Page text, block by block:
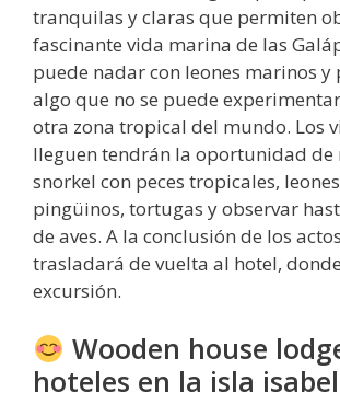
tranquilas y claras que permiten
fascinante vida marina de las
puede nadar con leones marinos y
algo que no se puede
otra zona tropical del mundo. Los
lleguen tendrán la oportunidad de
snorkel con peces tropicales,
pingüinos, tortugas y observar
de aves. A la conclusión de los
trasladará de vuelta al hotel,
excursión.
Wooden house
hoteles en la isla